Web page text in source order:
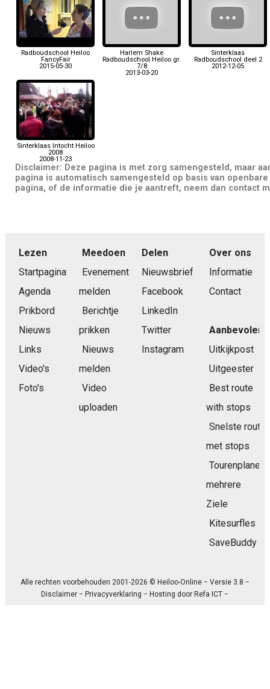
Radboudschool Heiloo
FancyFair
2015-05-30
Harlem Shake
Radboudschool Heiloo gr.
7/8
2013-03-20
Sinterklaas
Radboudschool deel 2
2012-12-05
Sinterklaas Intocht Heiloo
2008
2008-11-23
Disclaimer: Deze pagina is met zorg samengesteld, maar
pagina is automatisch samengesteld op basis van
pagina, of de informatie die je aantreft, neem dan contact
Lezen
Startpagina
Agenda
Prikbord
Nieuws
Links
Video's
Foto's
Meedoen
Evenement
melden
Berichtje
prikken
Nieuws
melden
Video
uploaden
Delen
Nieuwsbrief
Facebook
LinkedIn
Twitter
Instagram
Over ons
Informatie
Contact
Aanbevolen
Uitkijkpost
Uitgeester
Best route
with stops
Snelste route
met stops
Tourenplaner
mehrere
Ziele
Kitesurfles
SaveBuddy
Alle rechten voorbehouden 2001-2026 © Heiloo-Online − Versie 3.8 −
Disclaimer −Privacyverklaring − Hosting doorRefa ICT −